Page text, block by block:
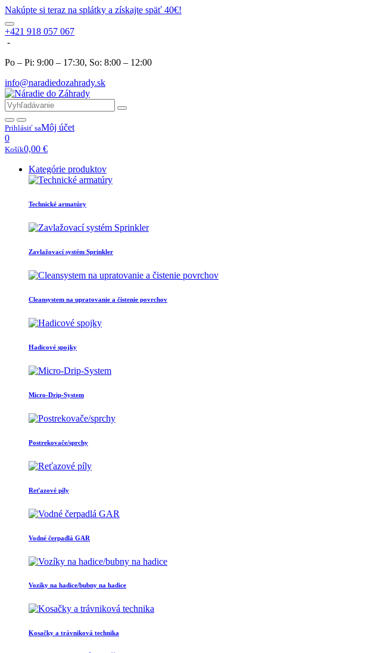
Nakúpte si teraz na splátky a získajte späť 40€!
+421 918 057 067
-
Po – Pi: 9:00 – 17:30, So: 8:00 – 12:00
info@naradiedozahrady.sk
Prihlásiť saMôj účet
0
Košík0,00 €
Kategórie produktov
Technické armatúry
Zavlažovací systém Sprinkler
Cleansystem na upratovanie a čistenie povrchov
Hadicové spojky
Micro-Drip-System
Postrekovače/sprchy
Reťazové píly
Vodné čerpadlá GAR
Vozíky na hadice/bubny na hadice
Kosačky a trávniková technika